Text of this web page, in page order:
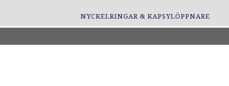
NYCKELRINGAR & KAPSYLÖPPNARE